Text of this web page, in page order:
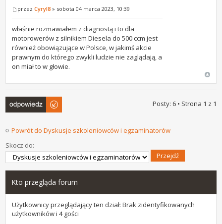
przezCyryl8 » sobota 04 marca 2023, 10:39
właśnie rozmawiałem z diagnostą i to dla
motorowerów z silnikiem Diesela do 500 ccm jest
również obowiązujące w Polsce, w jakimś akcie
prawnym do którego zwykli ludzie nie zaglądają, a
on miał to w głowie.
Odpowiedz Posty: 6 • Strona 1 z 1
Powrót do Dyskusje szkoleniowców i egzaminatorów
Skocz do:
Kto przegląda forum
Użytkownicy przeglądający ten dział: Brak zidentyfikowanych
użytkowników i 4 gości